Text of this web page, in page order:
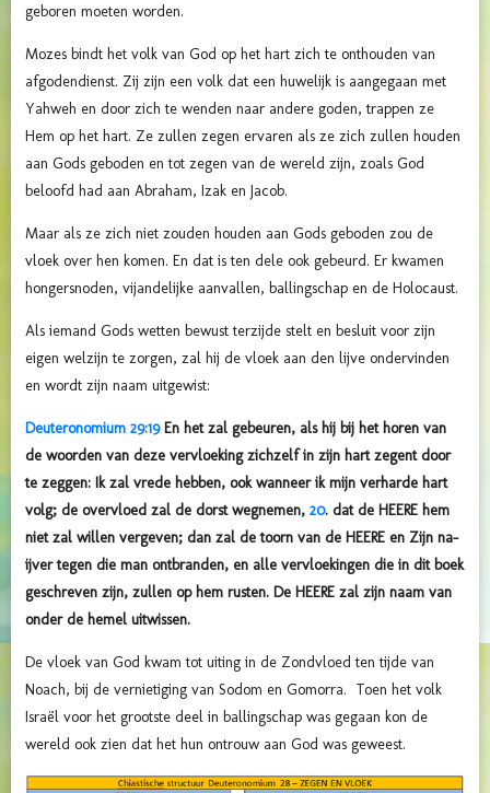
geboren moeten worden.
Mozes bindt het volk van God op het hart zich te onthouden van
afgodendienst. Zij zijn een volk dat een huwelijk is aangegaan met
Yahweh en door zich te wenden naar andere goden, trappen ze
Hem op het hart. Ze zullen zegen ervaren als ze zich zullen houden
aan Gods geboden en tot zegen van de wereld zijn, zoals God
beloofd had aan Abraham, Izak en Jacob.
Maar als ze zich niet zouden houden aan Gods geboden zou de
vloek over hen komen. En dat is ten dele ook gebeurd. Er kwamen
hongersnoden, vijandelijke aanvallen, ballingschap en de Holocaust.
Als iemand Gods wetten bewust terzijde stelt en besluit voor zijn
eigen welzijn te zorgen, zal hij de vloek aan den lijve ondervinden
en wordt zijn naam uitgewist:
Deuteronomium 29:19En het zal gebeuren, als hij bij het horen van
de woorden van deze vervloeking zichzelf in zijn hart zegent door
te zeggen: Ik zal vrede hebben, ook wanneer ik mijn verharde hart
volg; de overvloed zal de dorst wegnemen, 20. dat de HEERE hem
niet zal willen vergeven; dan zal de toorn van de HEERE en Zijn na-
ijver tegen die man ontbranden, en alle vervloekingen die in dit boek
geschreven zijn, zullen op hem rusten. De HEERE zal zijn naam van
onder de hemel uitwissen.
De vloek van God kwam tot uiting in de Zondvloed ten tijde van
Noach, bij de vernietiging van Sodom en Gomorra. Toen het volk
Israël voor het grootste deel in ballingschap was gegaan kon de
wereld ook zien dat het hun ontrouw aan God was geweest.